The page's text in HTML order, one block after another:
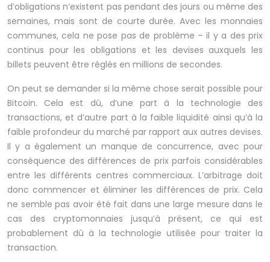
d’obligations n’existent pas pendant des jours ou même des
semaines, mais sont de courte durée. Avec les monnaies
communes, cela ne pose pas de problème – il y a des prix
continus pour les obligations et les devises auxquels les
billets peuvent être réglés en millions de secondes.
On peut se demander si la même chose serait possible pour
Bitcoin. Cela est dû, d’une part à la technologie des
transactions, et d’autre part à la faible liquidité ainsi qu’à la
faible profondeur du marché par rapport aux autres devises.
Il y a également un manque de concurrence, avec pour
conséquence des différences de prix parfois considérables
entre les différents centres commerciaux. L’arbitrage doit
donc commencer et éliminer les différences de prix. Cela
ne semble pas avoir été fait dans une large mesure dans le
cas des cryptomonnaies jusqu’à présent, ce qui est
probablement dû à la technologie utilisée pour traiter la
transaction.